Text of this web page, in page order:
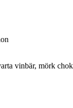
vinbär, mörk